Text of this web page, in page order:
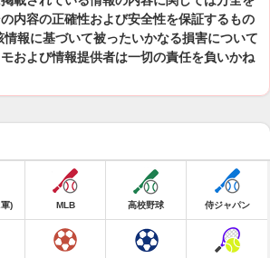
内容の正確性および安全性を保証するもの
報に基づいて被ったいかなる損害について
および情報提供者は一切の責任を負いかね
) MLB 高校野球 侍ジャパン